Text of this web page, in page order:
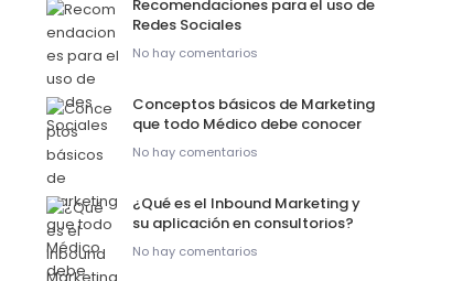
Recomendaciones para el uso de
Redes Sociales
No hay comentarios
Conceptos básicos de Marketing
que todo Médico debe conocer
No hay comentarios
¿Qué es el Inbound Marketing y
su aplicación en consultorios?
No hay comentarios